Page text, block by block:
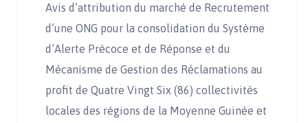
Avis d’attribution du marché de Recrutement
d’une ONG pour la consolidation du Système
d’Alerte Précoce et de Réponse et du
Mécanisme de Gestion des Réclamations au
profit de Quatre Vingt Six (86) collectivités
locales des régions de la Moyenne Guinée et